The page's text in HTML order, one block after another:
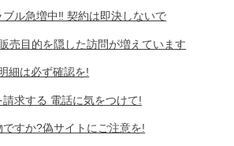
ル急増中‼ 契約は即決しないで
売目的を隠した訪問が増えています
細は必ず確認を!
求する 電話に気をつけて!
すか?偽サイトにご注意を!